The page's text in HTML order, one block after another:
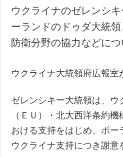
社会・文化
スポーツ
犯罪
追加
インタビュー
写真
ウクライナのゼレンシ
ーランドのドゥダ大統領
防衛分野の協力などにつ
ウクライナ大統領府広報室
ゼレンシキー大統領は、ウ
（ＥＵ）・北大西洋条約
おける支持をはじめ、ポー
ウクライナ支持につき謝意